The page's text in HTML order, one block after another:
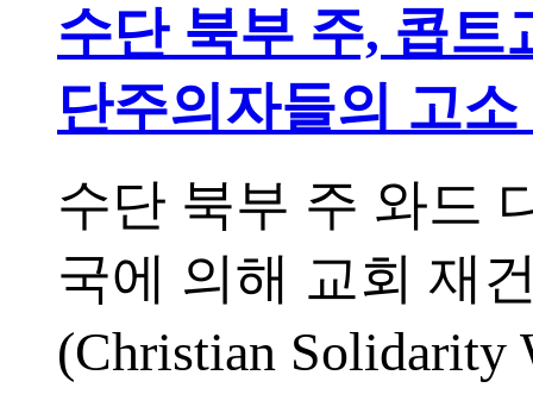
수단 북부 주, 콥트
단주의자들의 고
수단 북부 주 와드
국에 의해 교회 재
(Christian